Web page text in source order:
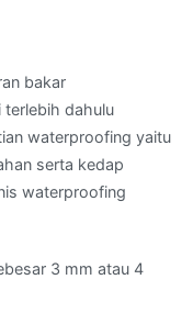
bakar
dahulu
waterproofing yaitu
serta kedap
waterproofing
3 mm atau 4